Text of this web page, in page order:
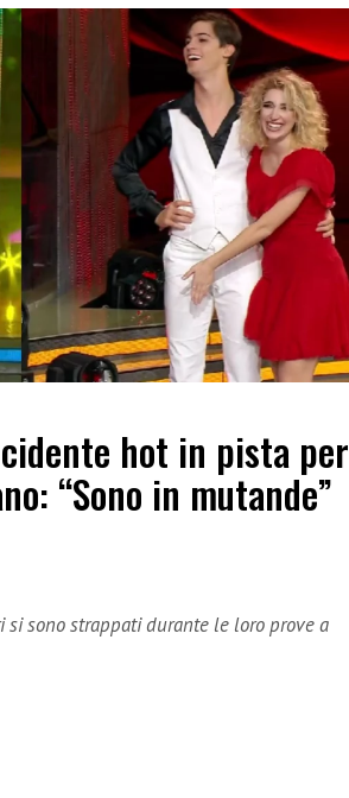
hot in pista per
“Sono in mutande”
si sono strappati durante le loro prove a